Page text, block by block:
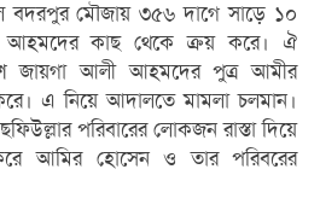
বদরপুর মৌজায় ৩৫৬ দাগে সাড়ে ১০
কাছ থেকে ক্রয় করে। ঐ
জায়গা আলী আহমদের পুত্র আমীর
এ নিয়ে আদালতে মামলা চলমান।
পরিবারের লোকজন রাস্তা দিয়ে
আমির হোসেন ও তার পরিবরের